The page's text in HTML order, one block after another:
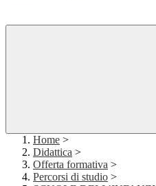
Home >
Didattica >
Offerta formativa >
Percorsi di studio >